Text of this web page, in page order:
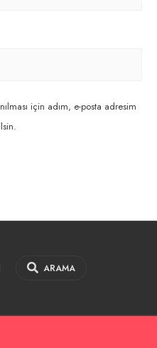
için adım, e-posta adresim
ARAMA